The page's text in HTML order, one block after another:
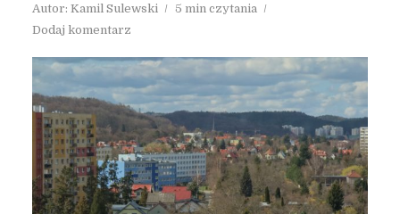
Autor: Kamil Sulewski
5 min czytania
Dodaj komentarz